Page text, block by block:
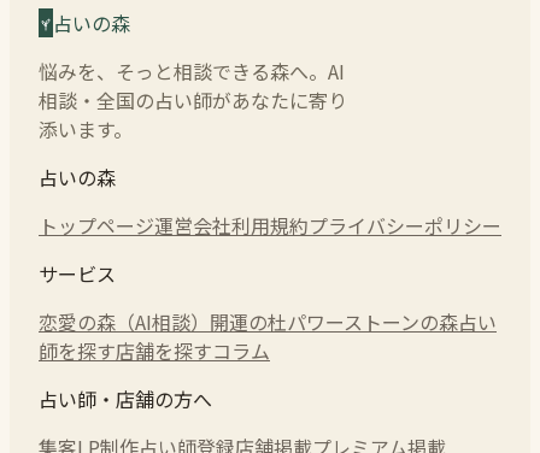
占いの森
悩みを、そっと相談できる森へ。AI
相談・全国の占い師があなたに寄り
添います。
占いの森
トップページ運営会社利用規約プライバシーポリシー
サービス
恋愛の森（AI相談） 開運の杜パワーストーンの森占い
師を探す店舗を探すコラム
占い師・店舗の方へ
集客LP制作占い師登録店舗掲載プレミアム掲載